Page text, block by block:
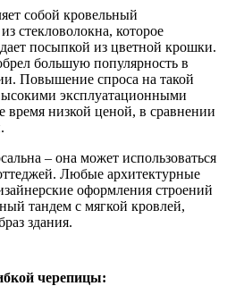
собой кровельный
стекловолокна, которое
посыпкой из цветной крошки.
большую популярность в
Повышение спроса на такой
эксплуатационными
время низкой ценой, в сравнении
– она может использоваться
Любые архитектурные
оформления строений
тандем с мягкой кровлей,
здания.
черепицы: